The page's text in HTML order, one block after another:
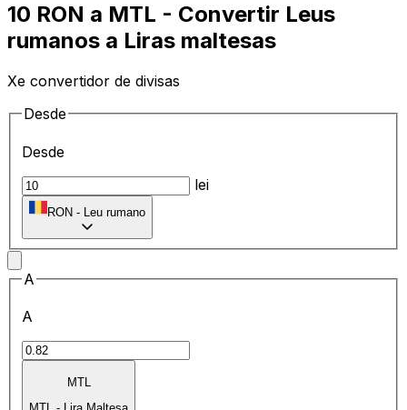
10 RON a MTL - Convertir Leus
rumanos a Liras maltesas
Xe convertidor de divisas
Desde
Desde
lei
RON - Leu rumano
A
A
MTL